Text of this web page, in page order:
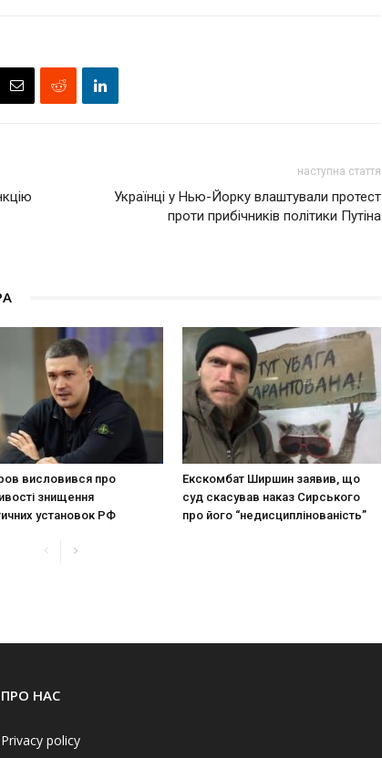
наступна стаття
Українці у Нью-Йорку влаштували протест
проти прибічників політики Путіна
висловився про
знищення
установок РФ
Екскомбат Ширшин заявив, що
суд скасував наказ Сирського
про його “недисциплінованість”
ПРО НАС
Privacy policy